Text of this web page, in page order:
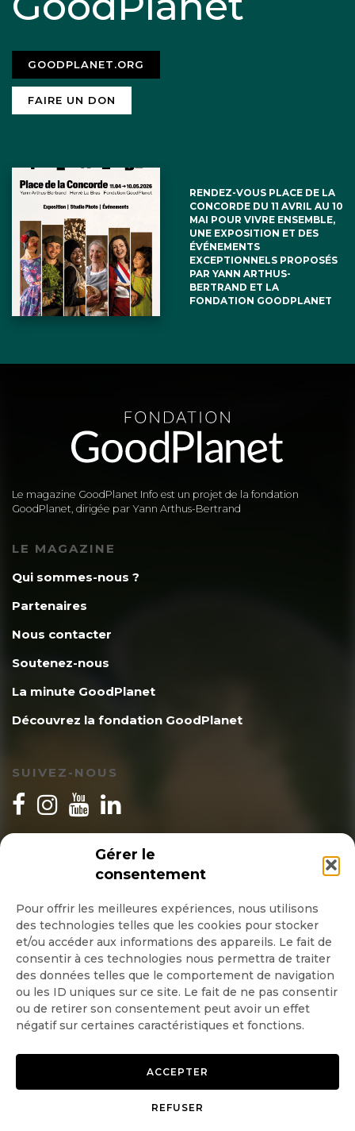
Gérer le
consentement
Pour offrir les meilleures expériences, nous utilisons
des technologies telles que les cookies pour stocker
et/ou accéder aux informations des appareils. Le fait de
consentir à ces technologies nous permettra de traiter
des données telles que le comportement de navigation
ou les ID uniques sur ce site. Le fait de ne pas consentir
ou de retirer son consentement peut avoir un effet
négatif sur certaines caractéristiques et fonctions.
ACCEPTER
REFUSER
GOODPLANET.ORG
FAIRE UN DON
RENDEZ-VOUS PLACE DE LA
CONCORDE DU 11 AVRIL AU 10
MAI POUR VIVRE ENSEMBLE,
UNE EXPOSITION ET DES
ÉVÉNEMENTS
EXCEPTIONNELS PROPOSÉS
PAR YANN ARTHUS-
BERTRAND ET LA
FONDATION GOODPLANET
Le magazine GoodPlanet Info est un projet de la fondation
GoodPlanet, dirigée par Yann Arthus-Bertrand
LE MAGAZINE
Qui sommes-nous ?
Partenaires
Nous contacter
Soutenez-nous
La minute GoodPlanet
Découvrez la fondation GoodPlanet
SUIVEZ-NOUS
INSCRIPTION NEWSLETTER
Quotidienne
Hebdo
OK